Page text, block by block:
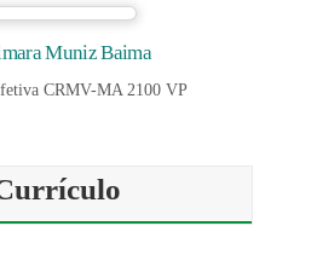
Muniz Baima
CRMV-MA 2100 VP